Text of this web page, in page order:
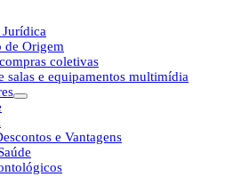
Jurídica
de Origem
coletivas
salas e equipamentos multimídia
e Vantagens